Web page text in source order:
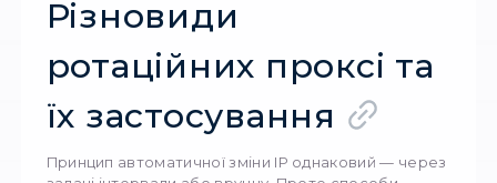
Завдяки цьому такі проксі активно
в сферах, де важливі анонімність,
масштабованість і розподілені підключення:
мультиакаунтинг, парсинг, рекламні кампанії,
тестування застосунків, SMM, аналіз ринку,
контенту, робота з чатами та CRM.